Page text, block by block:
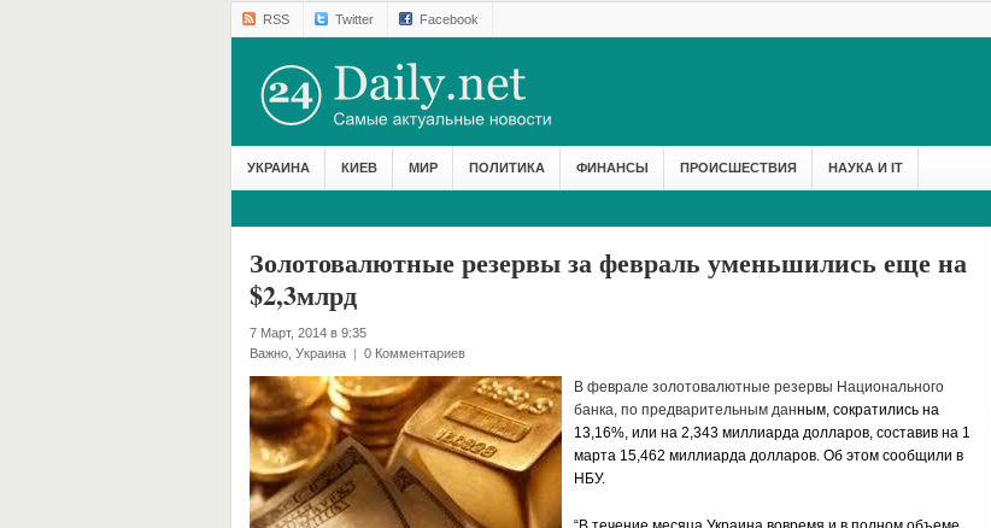
RSS Twitter Facebook
УКРАИНА КИЕВ МИР ПОЛИТИКА ФИНАНСЫ ПРОИСШЕСТВИЯ НАУКА И IT
Золотовалютные резервы за февраль уменьшились еще на
$2,3млрд
7 Март, 2014 в 9:35
Важно, Украина | 0 Комментариев
В феврале золотовалютные резервы Национального
банка, по предварительным данным, сократились на
13,16%, или на 2,343 миллиарда долларов, составив на 1
марта 15,462 миллиарда долларов. Об этом сообщили в
НБУ.